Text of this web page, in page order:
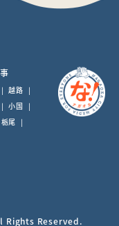
| 越路 |
| 小国
|
栃尾 |
Rights Reserved.